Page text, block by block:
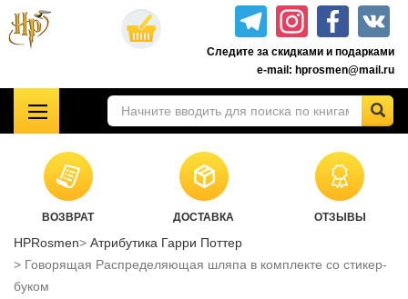
Перейти
Следите за скидками и подарками
e-mail: hprosmen@mail.ru
Комплекты книг о Гарри Поттере
Акционные товары к комплекту 7 книг Росмэн
Учебники Хогвартса
ВОЗВРАТ ДОСТАВКА ОТЗЫВЫ
HPRosmen
Атрибутика Гарри Поттер
Говорящая Распределяющая шляпа в комплекте со стикер-
буком